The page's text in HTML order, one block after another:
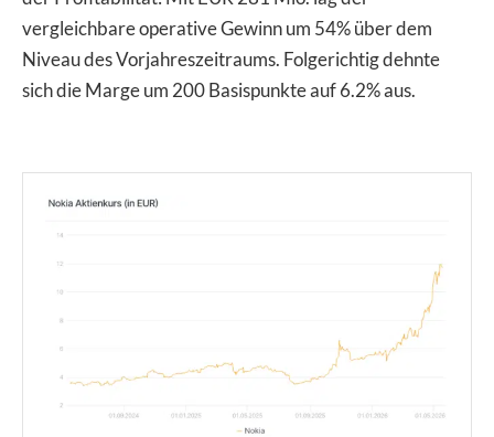
vergleichbare operative Gewinn um 54% über dem
Niveau des Vorjahreszeitraums. Folgerichtig dehnte
sich die Marge um 200 Basispunkte auf 6.2% aus.